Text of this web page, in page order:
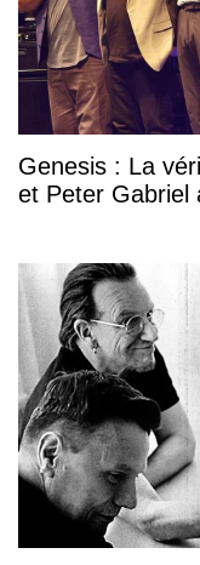
Genesis : La
et Peter Gabriel